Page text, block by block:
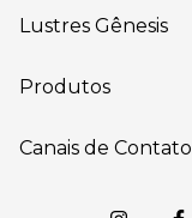
Lustres Gênesis
Produtos
Canais de Contato